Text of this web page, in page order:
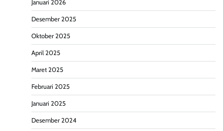
Januari 2026
Desember 2025
Oktober 2025
April 2025
Maret 2025
Februari 2025
Januari 2025
Desember 2024